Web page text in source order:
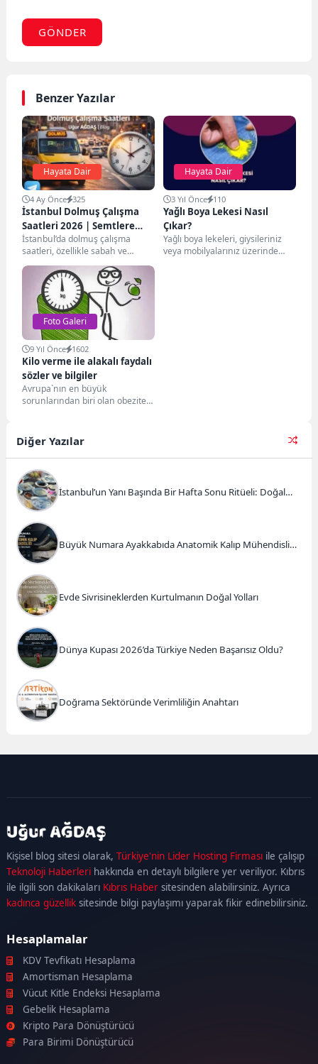
GÖNDER
Benzer Yazılar
Hayata Dair
4 Ay Önce 325
İstanbul Dolmuş Çalışma
Saatleri 2026 | Semtlere
Göre Güncel Rehber
İstanbul’da dolmuş çalışma
saatleri, özellikle sabah ve
akşam saatlerinde milyonlarca
İstanbullunun günlük hayatını
doğrudan etkileyen...
Hayata Dair
3 Yıl Önce 110
Yağlı Boya Lekesi Nasıl
Çıkar?
Yağlı boya lekeleri, giysileriniz
veya mobilyalarınız üzerinde
Foto Galeri
9 Yıl Önce 1602
Kilo verme ile alakalı faydalı
sözler ve bilgiler
Avrupa`nın en büyük
sorunlarından biri olan obezite
Diğer Yazılar
İstanbul’un Yanı Başında Bir Hafta Sonu Ritüeli: Doğal
Büyük Numara Ayakkabıda Anatomik Kalıp Mühendisliği
Evde Sivrisineklerden Kurtulmanın Doğal Yolları
Dünya Kupası 2026’da Türkiye Neden Başarısız Oldu?
Doğrama Sektöründe Verimliliğin Anahtarı
Kişisel blog sitesi olarak,Türkiye'nin Lider Hosting Firması ile çalışıp
Teknoloji Haberleri hakkında en detaylı bilgilere yer veriliyor. Kıbrıs
ile ilgili son dakikaları Kıbrıs Haber sitesinden alabilirsiniz. Ayrıca
kadınca güzellik sitesinde bilgi paylaşımı yaparak fikir edinebilirsiniz.
kadıköy
escortmaltepe
escortataşehir
escortümraniye
escort
Hesaplamalar
KDV Tevfikatı Hesaplama
Amortisman Hesaplama
Vücut Kitle Endeksi Hesaplama
Gebelik Hesaplama
Kripto Para Dönüştürücü
Para Birimi Dönüştürücü